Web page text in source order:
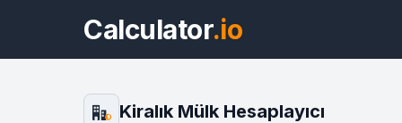
Calculator.io
$ Kiralık Mülk Hesaplayıcı